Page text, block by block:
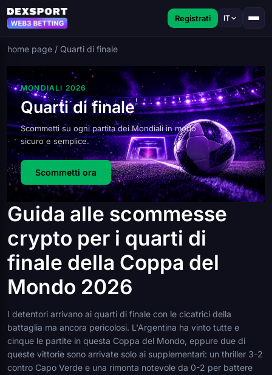
Registrati IT
home page / Quarti di finale
MONDIALI 2026
Quarti di finale
Scommetti su ogni partita dei Mondiali in modo
sicuro e semplice.
Scommetti ora
Guida alle scommesse
crypto per i quarti di
finale della Coppa del
Mondo 2026
I detentori arrivano ai quarti di finale con le cicatrici della
battaglia ma ancora pericolosi. L'Argentina ha vinto tutte e
cinque le partite in questa Coppa del Mondo, eppure due di
queste vittorie sono arrivate solo ai supplementari: un thriller 3-2
contro Capo Verde e una rimonta notevole da 0-2 per battere